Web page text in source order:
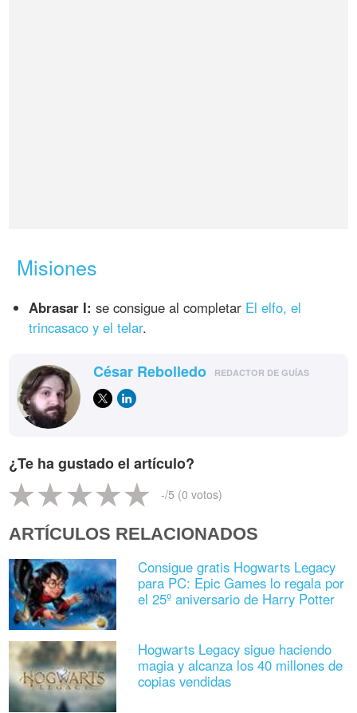
Misiones
Abrasar I: se consigue al completar El elfo, el
trincasaco y el telar.
César Rebolledo REDACTOR DE GUÍAS
¿Te ha gustado el artículo?
-/5 (0 votos)
ARTÍCULOS RELACIONADOS
Consigue gratis Hogwarts Legacy
para PC: Epic Games lo regala por
el 25º aniversario de Harry Potter
Hogwarts Legacy sigue haciendo
magia y alcanza los 40 millones de
copias vendidas